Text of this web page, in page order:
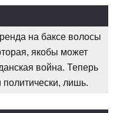
на баксе волосы
якобы может
война. Теперь
лишь.